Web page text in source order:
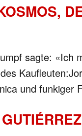
sagte: «Ich
und funkiger